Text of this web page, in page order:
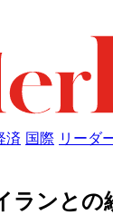
済 国際 リーダ
ランとの